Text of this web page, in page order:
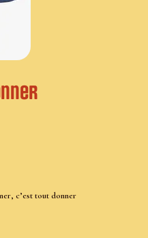
c’est tout donner